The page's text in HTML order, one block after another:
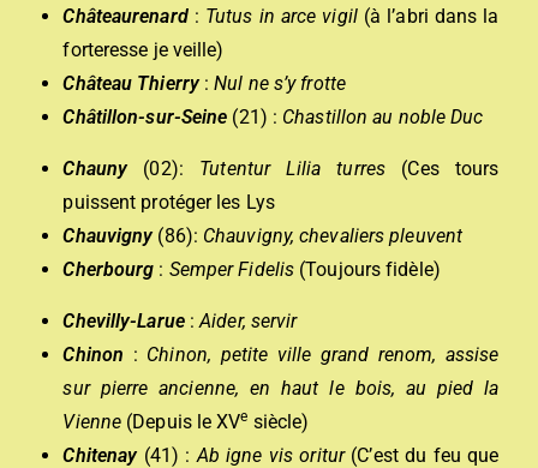
Châteaurenard: Tutus in arce vigil (à l’abri dans la
forteresse je veille)
Château Thierry:Nul ne s’y frotte
Châtillon-sur-Seine (21) : Chastillon au noble Duc
Chauny(02): Tutentur Lilia turres(Ces tours
puissent protéger les Lys
Chauvigny(86): Chauvigny, chevaliers pleuvent
Cherbourg : Semper Fidelis (Toujours fidèle)
Chevilly-Larue :Aider, servir
Chinon : Chinon, petite ville grand renom, assise
sur pierre ancienne, en haut le bois, au pied la
Vienne (Depuis le XVe siècle)
Chitenay(41) :Ab igne vis oritur (C’est du feu que